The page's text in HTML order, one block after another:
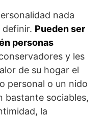
y Piscis
y Capricornio
nada
definir. Pueden ser
personas
y les
de su hogar el
personal o un nido
bastante sociables,
la